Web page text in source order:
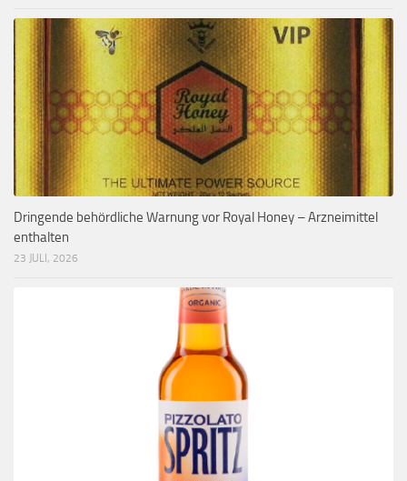
Dringende behördliche Warnung vor Royal Honey – Arzneimittel
enthalten
23 JULI, 2026